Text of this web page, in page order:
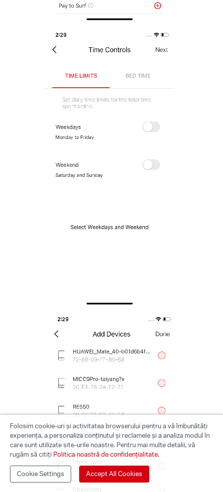
Folosim cookie-uri și activitatea browserului pentru a vă îmbunătăți
experiența, a personaliza conținutul și reclamele și a analiza modul în
care sunt utilizate site-urile noastre. Pentru mai multe detalii, vă
rugăm să citiți Politica noastră de confidențialitate.
Cookie Settings Accept All Cookies